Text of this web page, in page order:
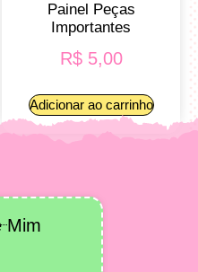
Painel Peças
Importantes
R$5,00
Adicionar ao carrinho
Mim